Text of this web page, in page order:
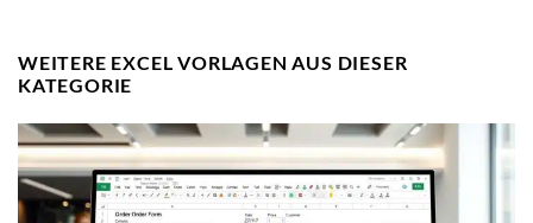
WEITERE EXCEL VORLAGEN AUS DIESER
KATEGORIE